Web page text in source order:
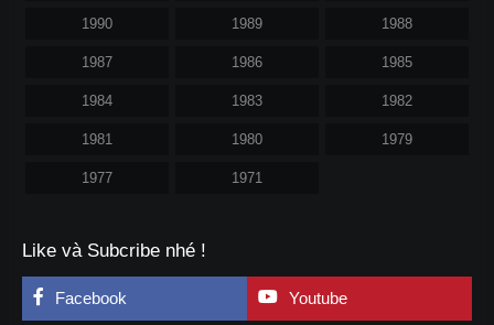
1990 1989 1988
1987 1986 1985
1984 1983 1982
1981 1980 1979
1977 1971
Like và Subcribe nhé !
Facebook Youtube